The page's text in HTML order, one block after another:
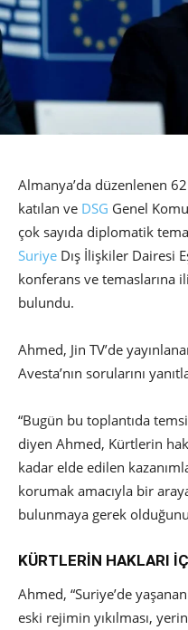
Almanya’da düzenlenen
katılan ve DSG Genel
çok sayıda diplomatik
Suriye Dış İlişkiler Dairesi
konferans ve temaslarına
bulundu.
Ahmed, Jin TV’de
Avesta’nın sorularını
“Bugün bu toplantıda
diyen Ahmed, Kürtlerin
kadar elde edilen
korumak amacıyla bir
bulunmaya gerek
KÜRTLERİN HAKLARI
Ahmed, “Suriye’de
eski rejimin yıkılması,